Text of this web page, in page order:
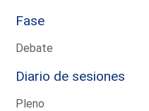
Fase
Debate
Diario de sesiones
Pleno